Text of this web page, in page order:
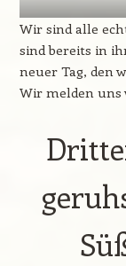
Wir sind alle
sind bereits in
neuer Tag, den
Wir melden uns